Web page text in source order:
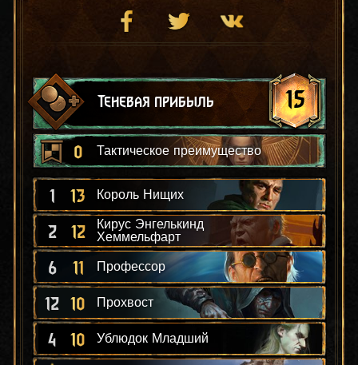
Теневая прибыль 15
0 Тактическое преимущество
1 13 Король Нищих
2 12
Кирус Энгелькинд
Хеммельфарт
6 11 Профессор
12 10 Прохвост
4 10 Ублюдок Младший